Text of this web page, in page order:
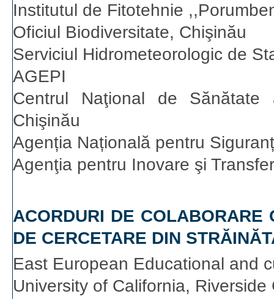
Institutul de Fitotehnie
Oficiul Biodiversitate, Chişinău
Serviciul Hidrometeorologic de
AGEPI
Centrul Naţional de Sănătate
Chişinău
Agenția Națională pentru
Agenţia pentru Inovare şi
ACORDURI DE COLABORARE
DE CERCETARE DIN
East European Educational and
University of California, Riverside